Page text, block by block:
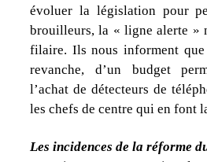
évoluer la législation pour
brouilleurs, la « ligne alerte »
filaire. Ils nous informent que
revanche, d’un budget
l’achat de détecteurs de
les chefs de centre qui en font
Les incidences de la réforme